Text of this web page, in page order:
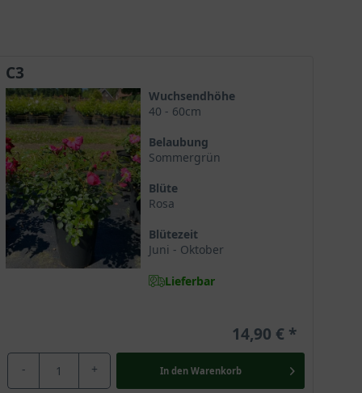
C3
Wuchsendhöhe
40 - 60cm
Belaubung
Sommergrün
Blüte
Rosa
Blütezeit
Juni - Oktober
Lieferbar
14,90 €
- + In den Warenkorb